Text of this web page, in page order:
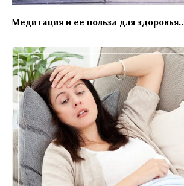
Медитация и ее польза для здоровья..